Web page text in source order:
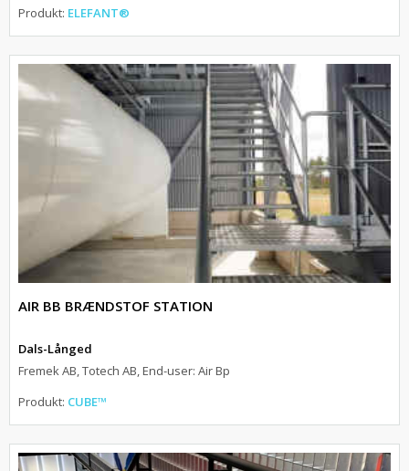
Produkt: ELEFANT®
AIR BB BRÆNDSTOF STATION
Dals-Långed
Fremek AB, Totech AB, End-user: Air Bp
Produkt: CUBE™